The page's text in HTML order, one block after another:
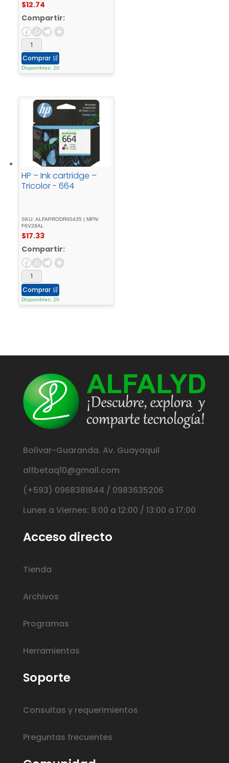
$12.74
Compartir:
Comprar 🛒
Disponibles: 20
HP – Ink cartridge –
Tricolor - 664
SKU: ALFAPRODR00435 | MPN:
F6V28AL
$17.33
Compartir:
Comprar 🛒
Disponibles: 20
Bolívar-Guaranda. Av. Guayaquil
alfbetaq10@gmail.com
(+593) 0968381844 / 0983635206
Lunes a Viernes: 9:00 a 12:00 / 13:00 a 17:00
Acceso directo
Tienda
Archivos
Programas
Herramientas
Soporte
Consultas y requerimientos
Preguntas frecuentes